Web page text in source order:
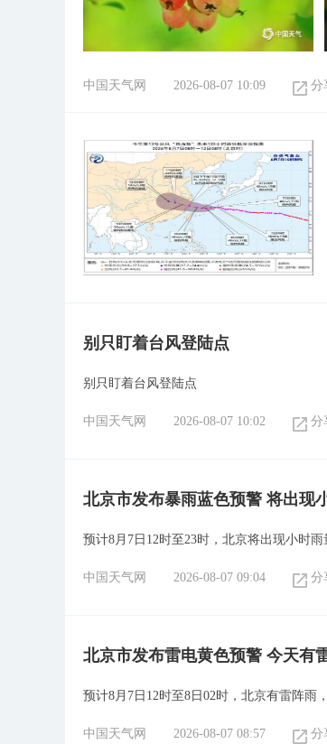
中国天气网 2026-08-07 10:09 分
别只盯着台风登陆点
别只盯着台风登陆点
中国天气网 2026-08-07 10:02 分
北京市发布暴雨蓝色预警 将出现
预计8月7日12时至23时，北京将出现小时雨
中国天气网 2026-08-07 09:04 分
北京市发布雷电黄色预警 今天有
预计8月7日12时至8日02时，北京有雷阵雨
中国天气网 2026-08-07 08:57 分